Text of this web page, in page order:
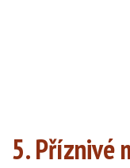
5. Příznivé